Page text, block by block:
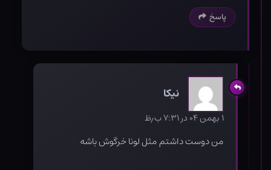
پاسخ
نیکا
۱ بهمن ۰۴ در ۷:۳۱ ب٫ظ
من دوست داشتم مثل لونا خرگوش باشه